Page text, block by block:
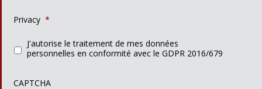
Privacy *
J'autorise le traitement de mes données
personnelles en conformité avec le GDPR 2016/679
CAPTCHA